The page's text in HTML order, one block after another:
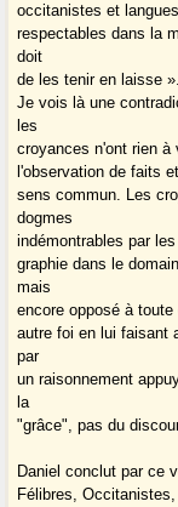
occitanistes et
respectables dans la
doit
de les tenir en laisse ».
Je vois là une
les
croyances n'ont rien à
l'observation de faits
sens commun. Les
dogmes
indémontrables par
graphie dans le
mais
encore opposé à
autre foi en lui faisant
par
un raisonnement
la
"grâce", pas du
Daniel conclut par ce
Félibres,